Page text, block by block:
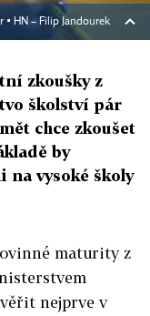
▪ HN – Filip Jandourek
zkoušky z
školství pár
chce zkoušet
by
vysoké školy
maturity z
nejprve v